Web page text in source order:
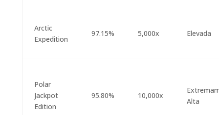
Arctic
Expedition
97.15% 5,000x Elevada
Polar
Jackpot
Edition
95.80% 10,000x
Alta